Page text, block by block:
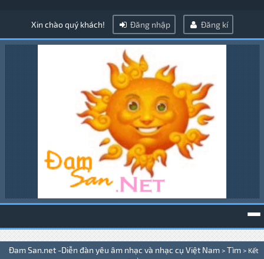
Xin chào quý khách! Đăng nhập Đăng kí
Đam San.net -Diễn đàn yêu âm nhạc và nhạc cụ Việt Nam > Tìm > Kết